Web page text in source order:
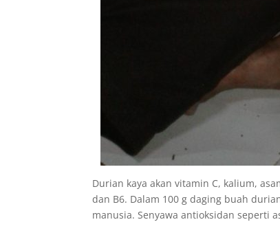
Durian kaya akan vitamin C, kalium,
dan B6. Dalam 100 g daging buah
manusia. Senyawa antioksidan seperti